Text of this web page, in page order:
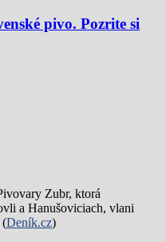
pivo. Pozrite si
Zubr, ktorá
a Hanušoviciach, vlani
(Deník.cz)